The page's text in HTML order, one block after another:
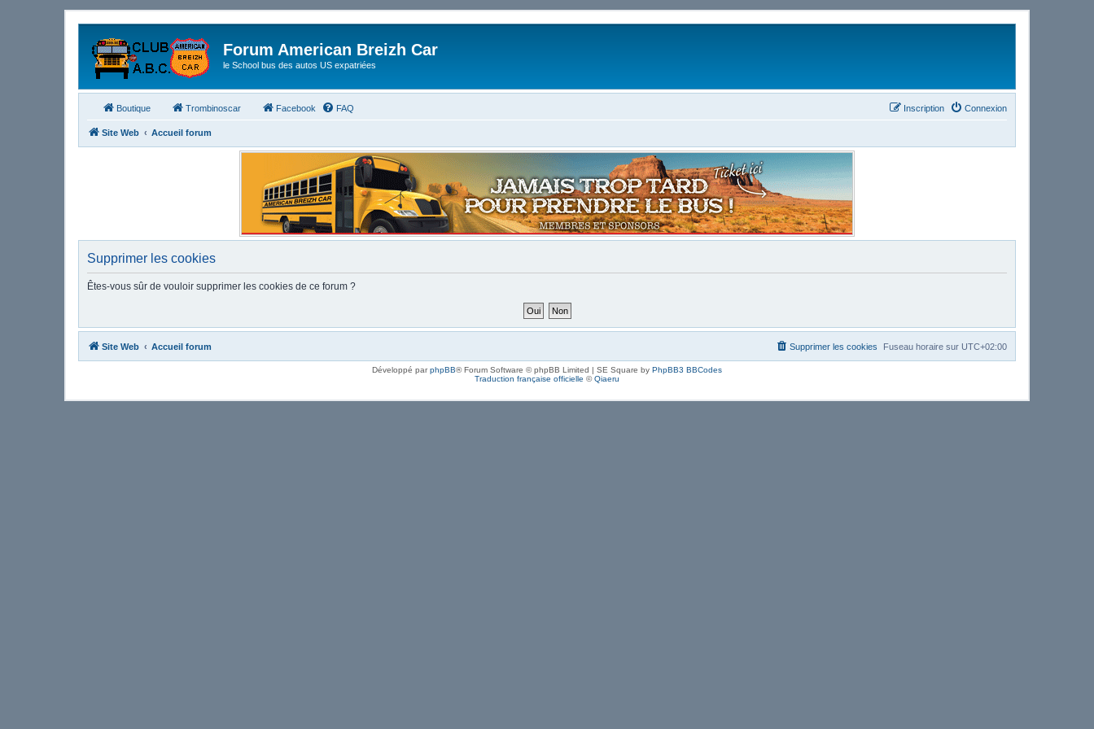
Forum American Breizh Car
le School bus des autos US expatriées
Boutique Trombinoscar Facebook FAQ Connexion
Inscription
Site Web Accueil forum
Supprimer les cookies
Êtes-vous sûr de vouloir supprimer les cookies de ce forum ?
Site Web Accueil forum Fuseau horaire sur UTC+02:00
Supprimer les cookies
Développé parphpBB® Forum Software © phpBB Limited | SE Square by PhpBB3 BBCodes
Traduction française officielle ©Qiaeru